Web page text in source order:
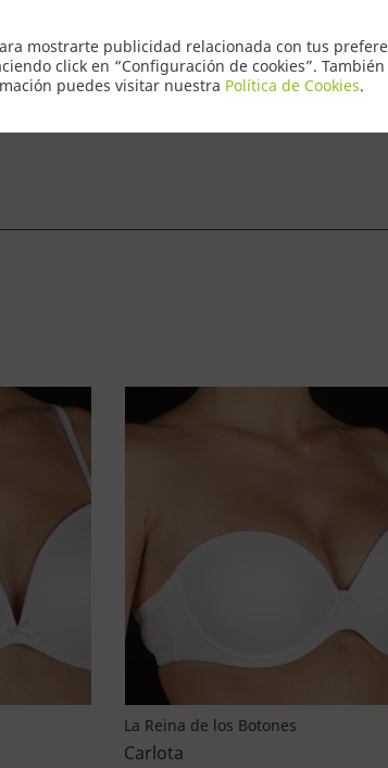
mostrarte publicidad relacionada con tus
click en “Configuración de cookies”.
puedes visitar nuestra Política de Cookies.
La Reina de los Botones
Carlota